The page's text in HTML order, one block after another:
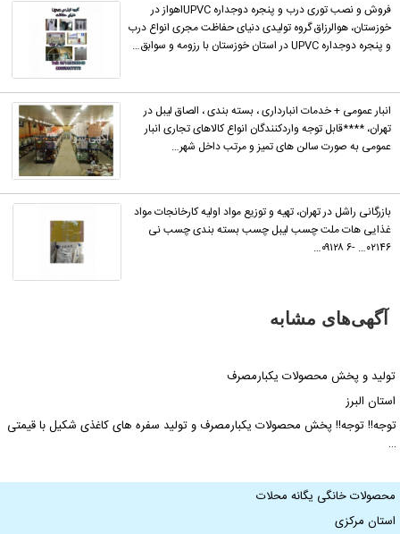
فروش و نصب توری درب و پنجره دوجداره UPVCاهواز در
خوزستان، هوالرزاق گروه تولیدی دنیای حفاظت مجری انواع درب
و پنجره دوجداره UPVC در استان خوزستان با رزومه و سوابق…
انبار عمومی + خدمات انبارداری ، بسته بندی ، الصاق لیبل در
تهران، ****قابل توجه واردکنندگان انواع کالاهای تجاری انبار
عمومی به صورت سالن های تمیز و مرتب داخل شهر…
بازرگانی راشل در تهران، تهیه و توزیع مواد اولیه کارخانجات مواد
غذایی هات ملت چسب لیبل چسب بسته بندی چسب نی
۰۲۱۴۶… -۶ ۰۹۱۲۸…
آگهی‌های مشابه
و پخش محصولات یکبارمصرف
البرز
توجه!! پخش محصولات یکبارمصرف و تولید سفره های کاغذی شکیل با قیمتی
خانگی یگانه محلات
مرکزی